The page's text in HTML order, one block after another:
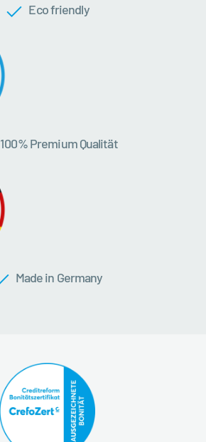
Eco friendly
100 % Premium Qualität
Made in Germany